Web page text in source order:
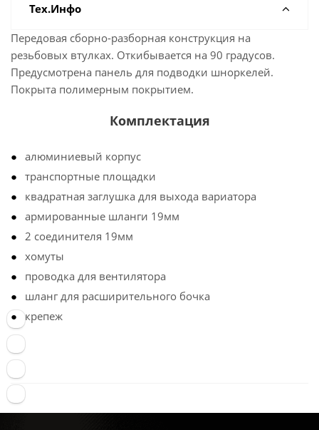
Тех.Инфо
Передовая сборно-разборная конструкция на
резьбовых втулках. Откибывается на 90 градусов.
Предусмотрена панель для подводки шноркелей.
Покрыта полимерным покрытием.
Комплектация
алюминиевый корпус
транспортные площадки
квадратная заглушка для выхода вариатора
армированные шланги 19мм
2 соединителя 19мм
хомуты
проводка для вентилятора
шланг для расширительного бочка
крепеж